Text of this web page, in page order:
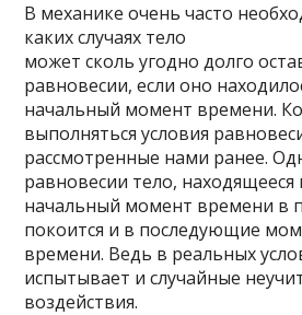
В механике очень часто
каких случаях тело
может сколь угодно долго
равновесии, если оно
начальный момент времени.
выполняться условия
рассмотренные нами ранее.
равновесии тело, находящееся
начальный момент времени в
покоится и в последующие
времени. Ведь в реальных
испытывает и случайные
воздействия.